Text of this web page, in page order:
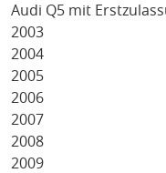
Audi Q5 mit
2003
2004
2005
2006
2007
2008
2009